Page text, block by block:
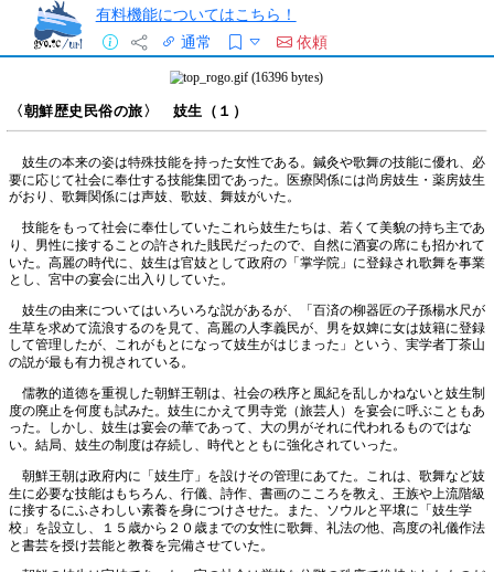
有料機能についてはこちら！
通常
依頼